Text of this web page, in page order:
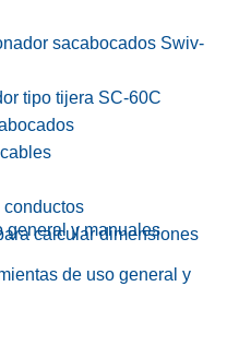
sacabocados Swiv-
tipo tijera SC-60C
conductos
calcular dimensiones
general y manuales
de uso general y